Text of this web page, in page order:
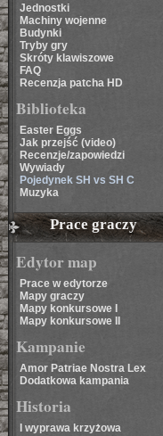
Jednostki
Machiny wojenne
Budynki
Tryby gry
Skróty klawiszowe
FAQ
Recenzja patcha HD
Biblioteka
Easter Eggs
Jak przejść (video)
Recenzje/zapowiedzi
Wywiady
Pojedynek SH vs SH C
Muzyka
Prace graczy
Edytor map
Prace w edytorze
Mapy graczy
Mapy konkursowe I
Mapy konkursowe II
Kampanie
Amor Patriae Nostra Lex
Dodatkowa kampania
Historia
I wyprawa krzyżowa